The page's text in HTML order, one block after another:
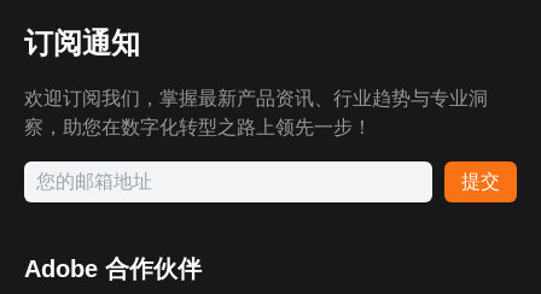
订阅通知
欢迎订阅我们，掌握最新产品资讯、行业趋势与专业洞
察，助您在数字化转型之路上领先一步！
提交
Adobe 合作伙伴